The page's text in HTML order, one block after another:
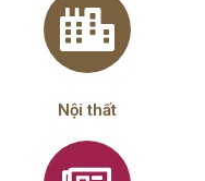
Nội thất